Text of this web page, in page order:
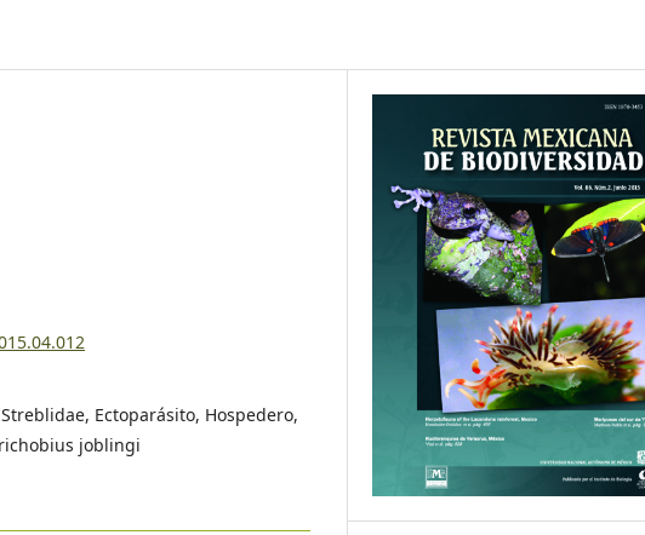
Ectoparásito, Hospedero,
joblingi